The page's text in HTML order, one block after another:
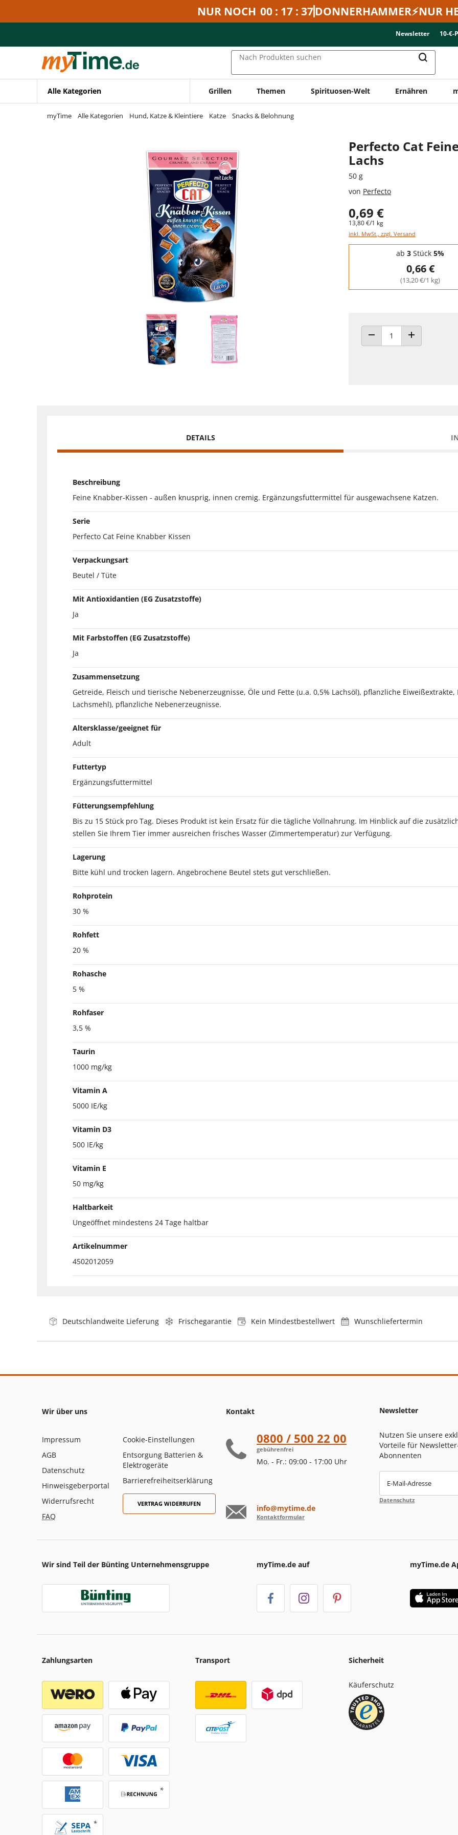
Zur Navigation springen
NUR NOCH 00 : 17 : 37DONNERHAMMER⚡NUR
Newsletter 10-€-
Nach Produkten suchen
Alle Kategorien Grillen Themen Spirituosen-Welt Ernähren
myTime Alle Kategorien Hund, Katze & Kleintiere Katze Snacks & Belohnung
Perfecto Cat
Lachs
50 g
von Perfecto
0,69 €
13,80 €/1 kg
inkl. MwSt., zzgl. Versand
Staffelpreise - Mengenrabatt
ab 3 Stück 5%
0,66 €
(13,20 €/1 kg)
ANZAHL VERRINGERN
ANZAHL
DETAILS
Beschreibung
Feine Knabber-Kissen - außen knusprig, innen cremig. Ergänzungsfuttermittel für ausgewachsene Katzen.
Serie
Perfecto Cat Feine Knabber Kissen
Verpackungsart
Beutel / Tüte
Mit Antioxidantien (EG Zusatzstoffe)
Ja
Mit Farbstoffen (EG Zusatzstoffe)
Ja
Zusammensetzung
Getreide, Fleisch und tierische Nebenerzeugnisse, Öle und Fette (u.a. 0,5% Lachsöl), pflanzliche
Lachsmehl), pflanzliche Nebenerzeugnisse.
Altersklasse/geeignet für
Adult
Futtertyp
Ergänzungsfuttermittel
Fütterungsempfehlung
Bis zu 15 Stück pro Tag. Dieses Produkt ist kein Ersatz für die tägliche Vollnahrung. Im Hinblick auf die
stellen Sie Ihrem Tier immer ausreichen frisches Wasser (Zimmertemperatur) zur Verfügung.
Lagerung
Bitte kühl und trocken lagern. Angebrochene Beutel stets gut verschließen.
Rohprotein
30 %
Rohfett
20 %
Rohasche
5 %
Rohfaser
3,5 %
Taurin
1000 mg/kg
Vitamin A
5000 IE/kg
Vitamin D3
500 IE/kg
Vitamin E
50 mg/kg
Haltbarkeit
Ungeöffnet mindestens 24 Tage haltbar
Artikelnummer
4502012059
Deutschlandweite Lieferung Frischegarantie Kein Mindestbestellwert Wunschliefertermin
Wir über uns
Impressum
AGB
Datenschutz
Hinweisgeberportal
Widerrufsrecht
FAQ
Cookie-Einstellungen
Entsorgung Batterien &
Elektrogeräte
Barrierefreiheitserklärung
VERTRAG WIDERRUFEN
Kontakt
0800 / 500 22 00
gebührenfrei
Mo. - Fr.: 09:00 - 17:00 Uhr
info@mytime.de
Kontaktformular
Newsletter
Nutzen Sie unsere
Vorteile für
Abonnenten
E-Mail-Adresse
Datenschutz
Wir sind Teil der Bünting Unternehmensgruppe myTime.de auf myTime.de
Zahlungsarten Transport Sicherheit
Käuferschutz